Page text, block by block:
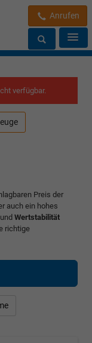
Anrufen
verfügbar.
Preis der
auch ein hohes
Wertstabilität
richtige